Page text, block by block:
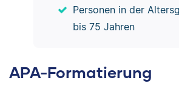
Personen in der
bis 75 Jahren
APA-Formatierung